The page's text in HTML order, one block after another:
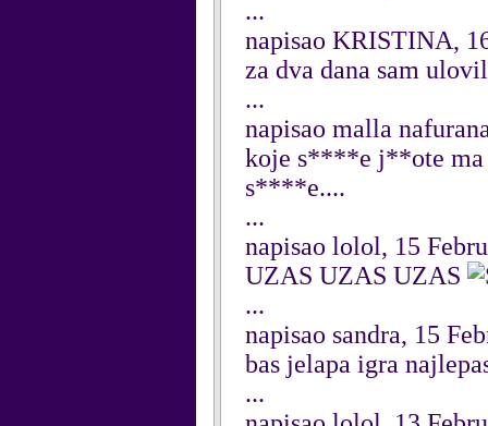
...
napisao KRISTINA,
za dva dana sam
...
napisao malla
koje s****e j**ote ma
s****e....
...
napisao lolol, 15
UZAS UZAS UZAS
...
napisao sandra, 15
bas jelapa igra
...